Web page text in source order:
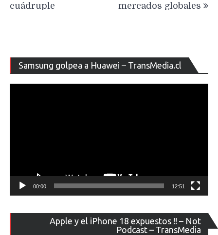
cuádruple
mercados globales
Samsung golpea a Huawei – TransMedia.cl
de
00:00 12:51
Apple y el iPhone 18 expuestos !! – Not
Podcast – TransMedia
de